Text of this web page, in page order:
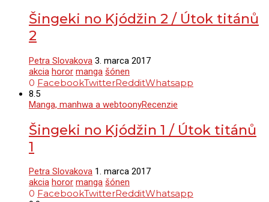
Šingeki no Kjódžin 2 / Útok titánů
2
Petra Slovakova 3. marca 2017
akcia horor manga šónen
0 FacebookTwitterRedditWhatsapp
8.5
Manga, manhwa a webtoonyRecenzie
Šingeki no Kjódžin 1 / Útok titánů
1
Petra Slovakova 1. marca 2017
akcia horor manga šónen
0 FacebookTwitterRedditWhatsapp